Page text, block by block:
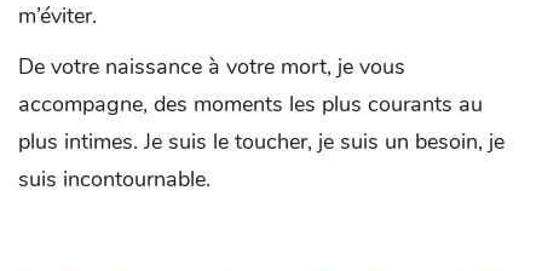
m’éviter.
De votre naissance à votre mort, je vous
accompagne, des moments les plus courants au
plus intimes. Je suis le toucher, je suis un besoin, je
suis incontournable.